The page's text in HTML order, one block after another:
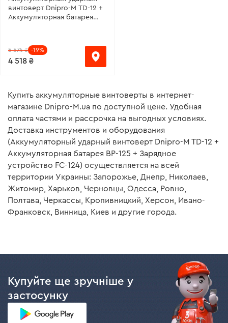
винтоверт Dnipro-M TD-12 +
Аккумуляторная батарея
5 574 ₴ -19%
4 518 ₴
Купить аккумуляторные винтоверты в интернет-
магазине Dnipro-M.ua по доступной цене. Удобная
оплата частями и рассрочка на выгодных условиях.
Доставка инструментов и оборудования
(Аккумуляторный ударный винтоверт Dnipro-M TD-12 +
Аккумуляторная батарея BP-125 + Зарядное
устройство FC-124) осуществляется на всей
территории Украины: Запорожье, Днепр, Николаев,
Житомир, Харьков, Черновцы, Одесса, Ровно,
Полтава, Черкассы, Кропивницкий, Херсон, Ивано-
Франковск, Винница, Киев и другие города.
Купуйте ще зручніше у
застосунку